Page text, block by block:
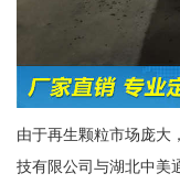
由于再生颗粒市场庞大
技有限公司与湖北中美